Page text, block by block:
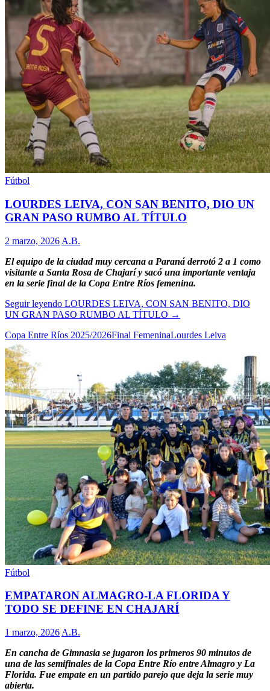
Fútbol
LOURDES LEIVA, CON SAN BENITO, DIO UN
GRAN PASO RUMBO AL TÍTULO
2 marzo, 2026 A.B.
El equipo de la ciudad muy cercana a Paraná derrotó 2 a 1 como
visitante a Santa Rosa de Chajarí y sacó una importante ventaja
en la serie final de la Copa Entre Ríos femenina.
Seguir leyendo LOURDES LEIVA, CON SAN BENITO, DIO
UN GRAN PASO RUMBO AL TÍTULO →
Copa Entre Ríos 2025/2026Final FemeninaLourdes Leiva
Fútbol
EMPATARON ALMAGRO-LA FLORIDA Y
TODO SE DEFINE EN CHAJARÍ
1 marzo, 2026 A.B.
En cancha de Gimnasia se jugaron los primeros 90 minutos de
una de las semifinales de la Copa Entre Río entre Almagro y La
Florida. Fue empate en un partido parejo que deja la serie muy
abierta.